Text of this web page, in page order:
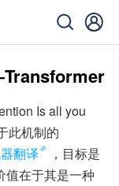
Is all you
此机制的
翻译
，目标是
值在于其是一种